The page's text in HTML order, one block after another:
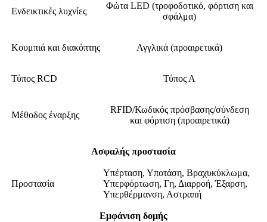
Ενδεικτικές λυχνίες
Φώτα LED (τροφοδοτικό, φόρτιση και
σφάλμα)
Κουμπιά και διακόπτης Αγγλικά (προαιρετικά)
Τύπος RCD Τύπος Α
Μέθοδος έναρξης
RFID/Κωδικός πρόσβασης/σύνδεση
και φόρτιση (προαιρετικά)
Ασφαλής προστασία
Προστασία
Υπέρταση, Υποτάση, Βραχυκύκλωμα,
Υπερφόρτωση, Γη, Διαρροή, Έξαρση,
Υπερθέρμανση, Αστραπή
Εμφάνιση δομής